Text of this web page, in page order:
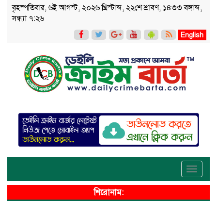
বৃহস্পতিবার, ৬ই আগস্ট, ২০২৬ খ্রিস্টাব্দ, ২২শে শ্রাবণ, ১৪৩৩ বঙ্গাব্দ,
সন্ধ্যা ৭:২৬
English
Toggle
শিরোনাম: